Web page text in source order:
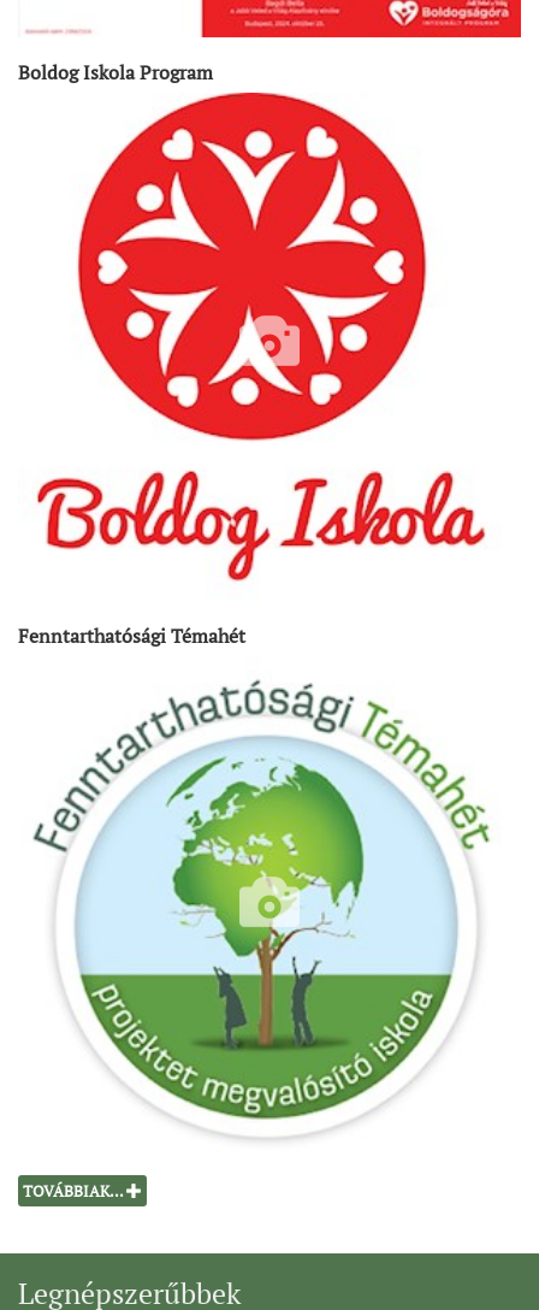
Boldog Iskola Program
Fenntarthatósági Témahét
TOVÁBBIAK...
Legnépszerűbbek